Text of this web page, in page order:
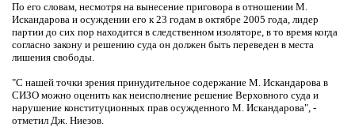
По его словам, несмотря на вынесение приговора в отношении М.
Искандарова и осуждении его к 23 годам в октябре 2005 года, лидер
партии до сих пор находится в следственном изоляторе, в то время когда
согласно закону и решению суда он должен быть переведен в места
лишения свободы.
"С нашей точки зрения принудительное содержание М. Искандарова в
СИЗО можно оценить как неисполнение решение Верховного суда и
нарушение конституционных прав осужденного М. Искандарова", -
отметил Дж. Ниезов.